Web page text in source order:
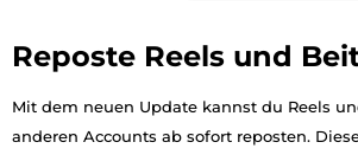
Reposte Reels und
Mit dem neuen Update kannst du Reels
anderen Accounts ab sofort reposten.